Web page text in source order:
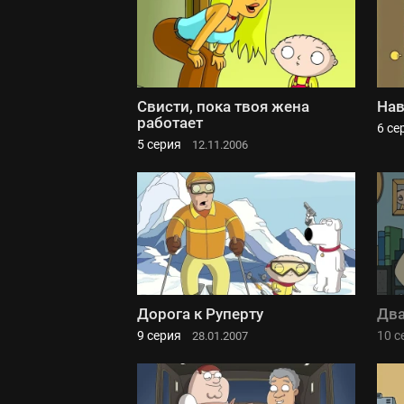
Свисти, пока твоя жена
работает
5 серия 12.11.2006
6
Дорога к Руперту
9 серия 28.01.2007 10